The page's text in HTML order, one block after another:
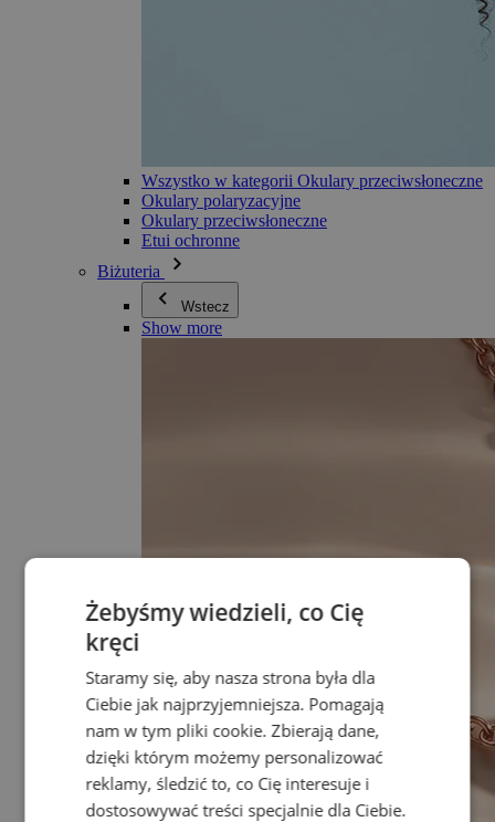
Wszystko w kategorii Okulary przeciwsłoneczne
Okulary polaryzacyjne
Okulary przeciwsłoneczne
Etui ochronne
Biżuteria
Wstecz
Show more
Żebyśmy wiedzieli, co Cię
kręci
Staramy się, aby nasza strona była dla
Ciebie jak najprzyjemniejsza. Pomagają
nam w tym pliki cookie. Zbierają dane,
dzięki którym możemy personalizować
reklamy, śledzić to, co Cię interesuje i
dostosowywać treści specjalnie dla Ciebie.